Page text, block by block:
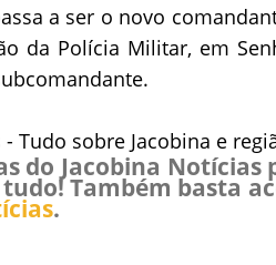
a ser o novo
da Polícia Militar, em
Tudo sobre Jacobina e
do Jacobina Notícias
Também basta
.